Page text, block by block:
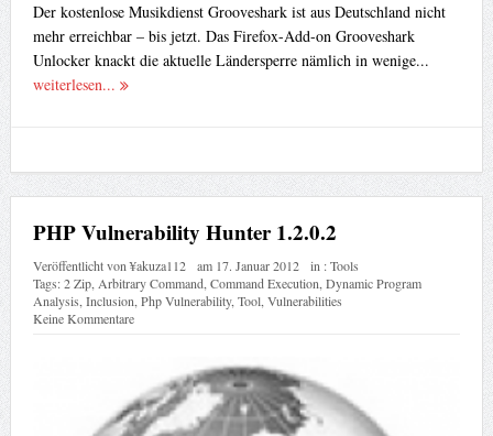
Der kostenlose Musikdienst Grooveshark ist aus Deutschland nicht
mehr erreichbar – bis jetzt. Das Firefox-Add-on Grooveshark
Unlocker knackt die aktuelle Ländersperre nämlich in wenige...
weiterlesen...
PHP Vulnerability Hunter 1.2.0.2
Veröffentlicht von¥akuza112 am 17. Januar 2012 in :Tools
Tags:2 Zip, Arbitrary Command, Command Execution Dynamic Program
Analysis Inclusion Php Vulnerability, Tool, Vulnerabilities
Keine Kommentare